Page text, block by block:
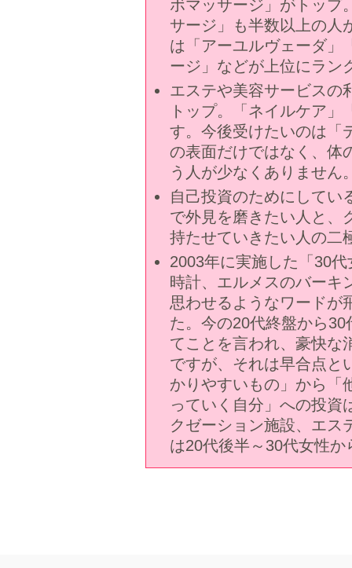
ボマッサージ」がトップ
サージ」も半数以上の人
は「アーユルヴェーダ」
ージ」などが上位にラン
エステや美容サービスの
トップ。「ネイルケア
す。今後受けたいのは「
の表面だけではなく、体
う人が少なくありません
自己投資のためにしてい
で外見を磨きたい人と、
持たせていきたい人の二
2003年に実施した「30
時計、エルメスのバーキ
思わせるようなワードが
た。今の20代終盤から
てことを言われ、豪快な
ですが、それは早合点と
かりやすいもの」から「
っていく自分」への投資
クゼーション施設、エス
は20代後半～30代女性